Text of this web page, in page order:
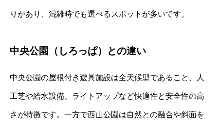
りがあり、混雑時でも選べるスポットが多いです。
中央公園（しろっぱ）との違い
中央公園の屋根付き遊具施設は全天候型であること、人
工芝や給水設備、ライトアップなど快適性と安全性の高
さが特徴です。一方で西山公園は自然との融合や斜面を